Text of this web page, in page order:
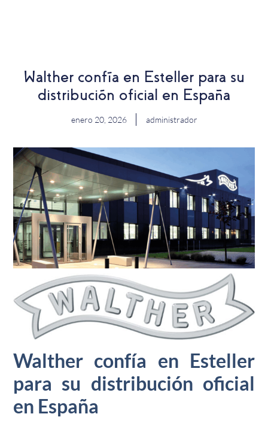
Walther confía en Esteller para su
distribución oficial en España
enero 20, 2026 administrador
Walther confía en Esteller
para su distribución oficial
en España